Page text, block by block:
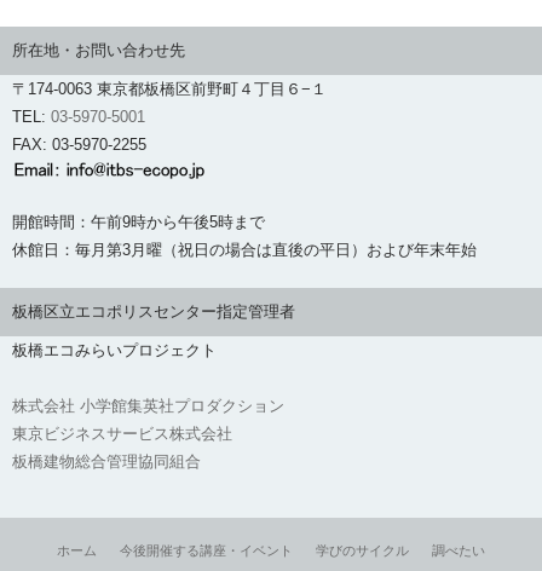
所在地・お問い合わせ先
〒174-0063 東京都板橋区前野町４丁目６−１
TEL: 03-5970-5001
FAX: 03-5970-2255
開館時間：午前9時から午後5時まで
休館日：毎月第3月曜（祝日の場合は直後の平日）および年末年始
板橋区立エコポリスセンター指定管理者
板橋エコみらいプロジェクト
株式会社 小学館集英社プロダクション
東京ビジネスサービス株式会社
板橋建物総合管理協同組合
ホーム 今後開催する講座・イベント 学びのサイクル 調べたい